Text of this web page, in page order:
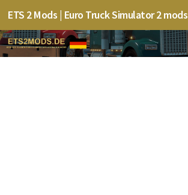
ETS 2 Mods | Euro Truck Simulator 2 mods